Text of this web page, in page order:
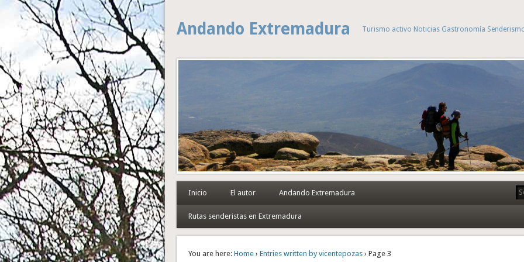
Andando Extremadura Turismo activo Noticias Gastronomía
Inicio El autor Andando Extremadura
Rutas senderistas en Extremadura
You are here: Home› Entries written by vicentepozas› Page 3